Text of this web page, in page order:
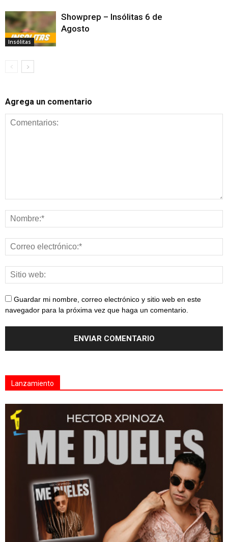
Insólitas
Showprep – Insólitas 6 de
Agosto
Agrega un comentario
Guardar mi nombre, correo electrónico y sitio web en este
navegador para la próxima vez que haga un comentario.
Lanzamiento